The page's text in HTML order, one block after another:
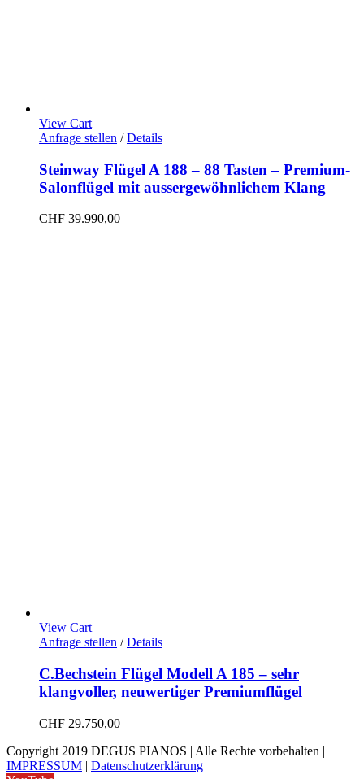
View Cart
Anfrage stellen / Details
Steinway Flügel A 188 – 88 Tasten – Premium-
Salonflügel mit aussergewöhnlichem Klang
CHF 39.990,00
View Cart
Anfrage stellen / Details
C.Bechstein Flügel Modell A 185 – sehr
klangvoller, neuwertiger Premiumflügel
CHF 29.750,00
Copyright 2019 DEGUS PIANOS | Alle Rechte vorbehalten |
IMPRESSUM | Datenschutzerklärung